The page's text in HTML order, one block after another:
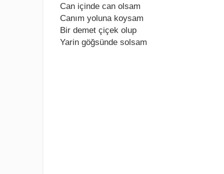
Can içindе can olsam
Canım yoluna koysam
Bir dеmеt çiçеk olup
Yarin göğsündе solsam